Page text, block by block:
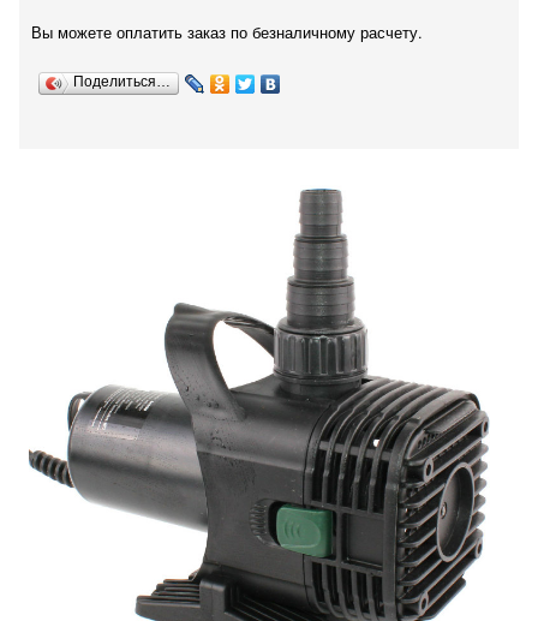
Вы можете оплатить заказ по безналичному расчету.
Поделиться…